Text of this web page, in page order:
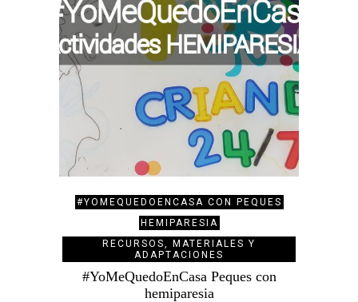
#YOMEQUEDOENCASA CON PEQUES
HEMIPARESIA
RECURSOS, MATERIALES Y
ADAPTACIONES
#YoMeQuedoEnCasa Peques con
hemiparesia